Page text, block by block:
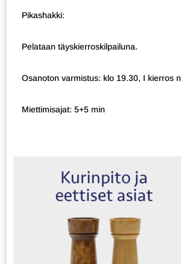
Pikashakki:
Pelataan täyskierroskilpailuna.
Osanoton varmistus: klo 19.30, I kierros
Miettimisajat: 5+5 min